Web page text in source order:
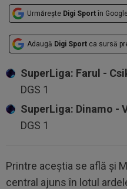
Urmărește Digi Sport în
Adaugă Digi Sport ca sursă
SuperLiga: Farul -
DGS 1
SuperLiga: Dinamo -
DGS 1
Printre aceștia se află și
central ajuns în lotul